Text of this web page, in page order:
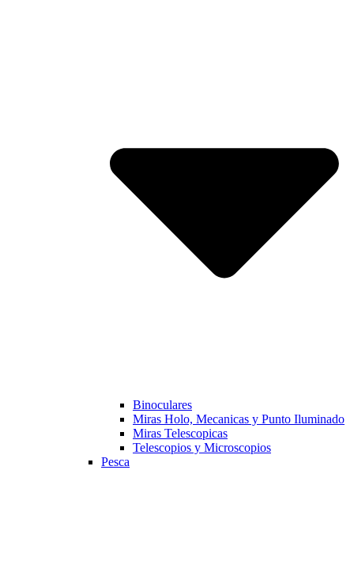
Binoculares
Miras Holo, Mecanicas y Punto Iluminado
Miras Telescopicas
Telescopios y Microscopios
Pesca